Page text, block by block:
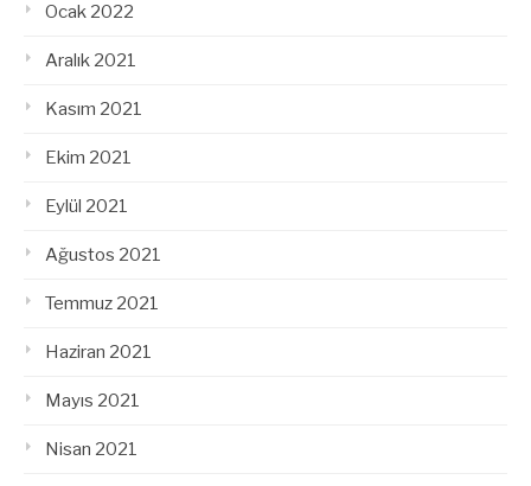
Ocak 2022
Aralık 2021
Kasım 2021
Ekim 2021
Eylül 2021
Ağustos 2021
Temmuz 2021
Haziran 2021
Mayıs 2021
Nisan 2021